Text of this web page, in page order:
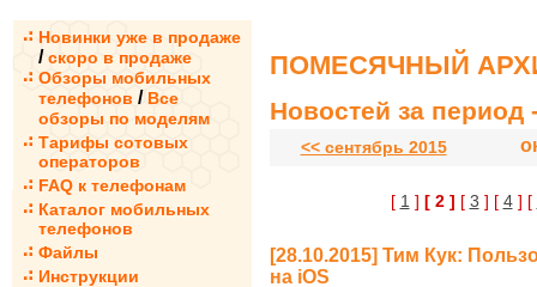
Новинки уже в продаже
/ скоро в продаже
Обзоры мобильных
телефонов / Все
обзоры по моделям
Тарифы сотовых
операторов
FAQ к телефонам
Каталог мобильных
телефонов
Файлы
Инструкции
ПОМЕСЯЧНЫЙ
Новостей за период
<< сентябрь 2015
[ 1 ] [ 2 ] [ 3 ] [ 4] [
[28.10.2015] Тим Кук:
на iOS